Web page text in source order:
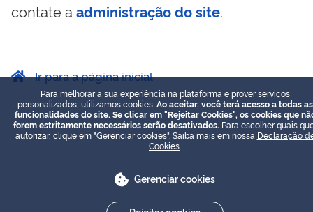
contate a administração do site.
Ir para a página inicial
Para melhorar a sua experiência na plataforma e prover serviços
personalizados, utilizamos cookies. Ao aceitar, você terá acesso a todas as
funcionalidades do site. Se clicar em "Rejeitar Cookies", os cookies que
forem estritamente necessários serão desativados. Para escolher quais
autorizar, clique em "Gerenciar cookies". Saiba mais em nossa Declaração
Cookies
Gerenciar cookies